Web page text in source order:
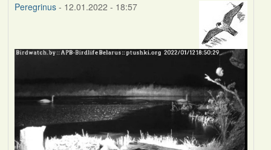
Peregrinus- 12.01.2022 - 18:57